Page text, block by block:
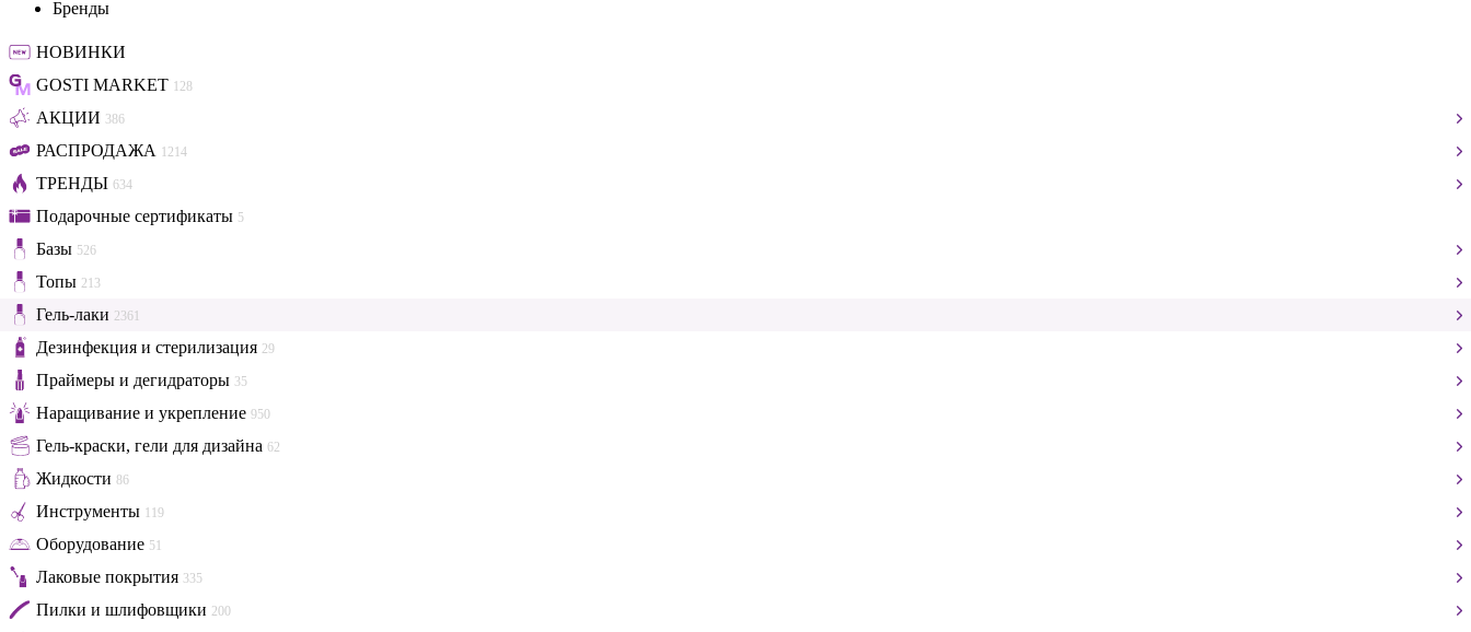
Бренды
НОВИНКИ
GOSTI MARKET 128
АКЦИИ 386
РАСПРОДАЖА 1214
ТРЕНДЫ 634
Подарочные сертификаты 5
Базы 526
Топы 213
Гель-лаки 2361
Дезинфекция и стерилизация 29
Праймеры и дегидраторы 35
Наращивание и укрепление 950
Гель-краски, гели для дизайна 62
Жидкости 86
Инструменты 119
Оборудование 51
Лаковые покрытия 335
Пилки и шлифовщики 200